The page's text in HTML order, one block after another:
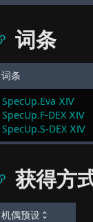
词条
词条
SpecUp.Eva ⅩⅣ
SpecUp.F-DEX ⅩⅣ
SpecUp.S-DEX ⅩⅣ
获得方
机偶预设